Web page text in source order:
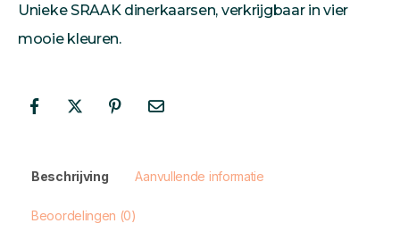
Unieke SRAAK dinerkaarsen, verkrijgbaar in vier
mooie kleuren.
Beschrijving Aanvullende informatie
Beoordelingen (0)